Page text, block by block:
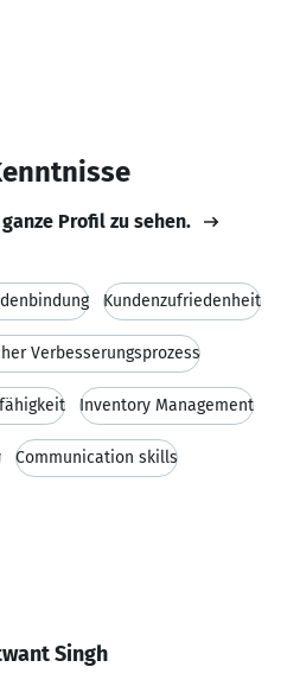
Profil zu sehen.
Kundenzufriedenheit
Verbesserungsprozess
Inventory Management
Communication skills
Singh